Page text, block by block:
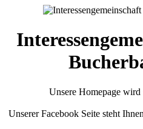
Unsere Homepage
Unserer Facebook Seite steht